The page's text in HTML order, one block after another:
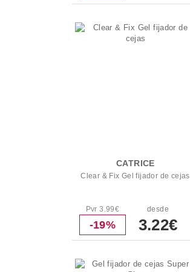
CATRICE
Clear & Fix Gel fijador de cejas
Pvr 3.99€
-19%
desde
3.22€